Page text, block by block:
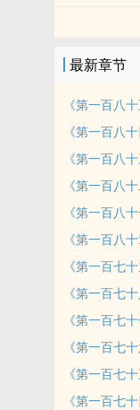
最新章节
《第一百八
《第一百八
《第一百八
《第一百八
《第一百八
《第一百八
《第一百七
《第一百七
《第一百七
《第一百七
《第一百七
《第一百七